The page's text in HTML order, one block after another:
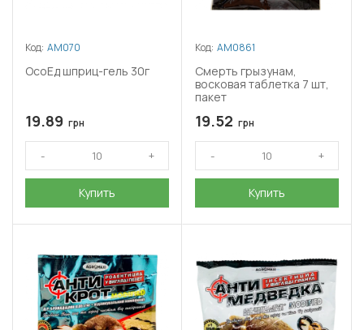
Код: АМ070
ОсоЕд шприц-гель 30г
19.89 грн
Купить
Код: АМ0861
Смерть грызунам,
восковая таблетка 7 шт,
пакет
19.52 грн
Купить